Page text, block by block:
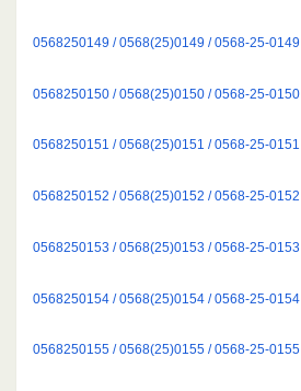
0568250149 / 0568(25)0149 / 0568-25-0149
0568250150 / 0568(25)0150 / 0568-25-0150
0568250151 / 0568(25)0151 / 0568-25-0151
0568250152 / 0568(25)0152 / 0568-25-0152
0568250153 / 0568(25)0153 / 0568-25-0153
0568250154 / 0568(25)0154 / 0568-25-0154
0568250155 / 0568(25)0155 / 0568-25-0155